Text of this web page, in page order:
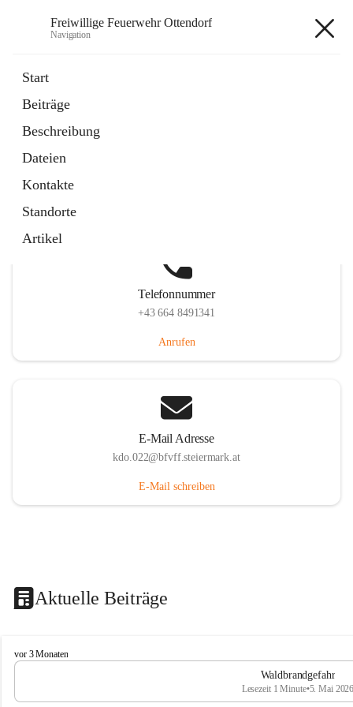
Freiwillige Feuerwehr Ottendorf
Navigation
Start
Beiträge
Beschreibung
Dateien
Kontakte
Standorte
Artikel
Telefonnummer
+43 664 8491341
Anrufen
E-Mail Adresse
kdo.022@bfvff.steiermark.at
E-Mail schreiben
Aktuelle Beiträge
F
r
i
vor 3 Monaten
Waldbrandgefahr
Lesezeit 1 Minute•5. Mai